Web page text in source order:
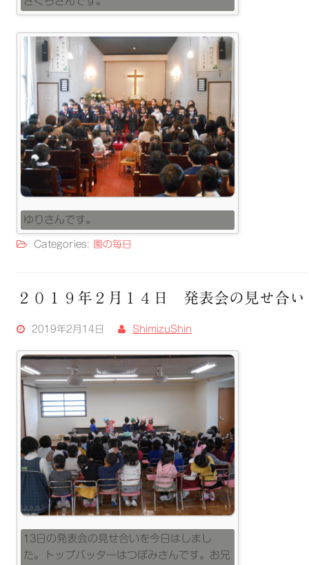
ゆりさんです。
Categories: 園の毎日
２０１９年２月１４日 発表会の見せ合い
2019年2月14日 ShimizuShin
13日の発表会の見せ合いを今日はしまし
た。トップバッターはつぼみさんです。お兄